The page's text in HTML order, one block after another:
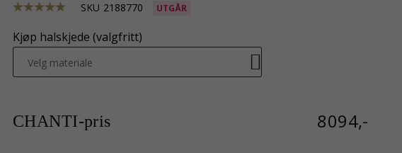
SKU 2188770 UTGÅR
Kjøp halskjede (valgfritt)
Velg materiale
CHANTI-pris 8094,-